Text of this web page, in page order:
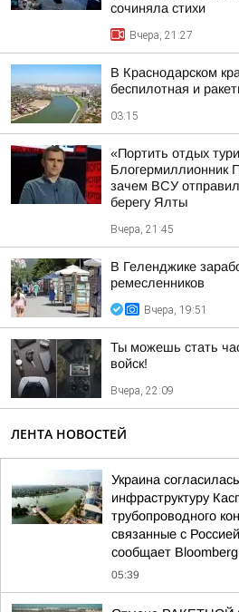
сочиняла стихи
Вчера, 21:27
В Краснодарском
беспилотная и
03:15
«Портить отдых
Блогермиллионник
зачем ВСУ
берегу Ялты
Вчера, 21:45
В Геленджике
ремесленников
Вчера, 19:51
Ты можешь стать
войск!
Вчера, 22:09
ЛЕНТА НОВОСТЕЙ
Украина
инфраструктуру
трубопроводного
связанные с
сообщает Bloomberg
05:39